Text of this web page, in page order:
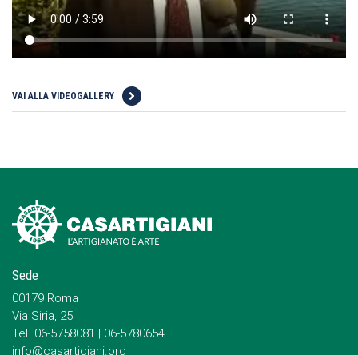
VAI ALLA VIDEOGALLERY
Sede
00179 Roma
Via Siria, 25
Tel. 06-5758081 | 06-5780654
info@casartigiani.org